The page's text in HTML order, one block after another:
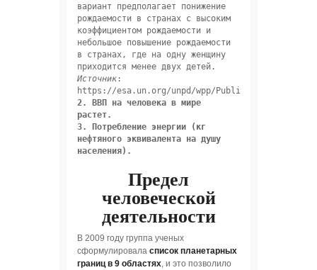
вариант предполагает понижение
рождаемости в странах с высоким
коэффициентом рождаемости и
небольшое повышение рождаемости
в странах, где на одну женщину
Источник :
2. ВВП на человека в мире
растет.
3. Потребление энергии (кг
нефтяного эквивалента на душу
населения).
Предел
человеческой
деятельности
В 2009 году группа ученых
сформулировала список планетарных
границ в 9 областях, и это позволило